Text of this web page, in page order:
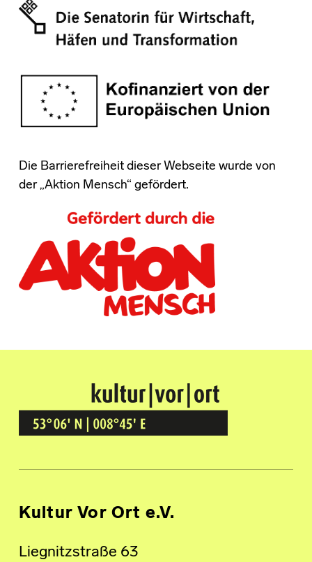
Die Barrierefreiheit dieser Webseite wurde von
der „Aktion Mensch“ gefördert.
Kultur Vor Ort
BREMEN GRÖPELINGEN
Kultur Vor Ort e.V.
Liegnitzstraße 63